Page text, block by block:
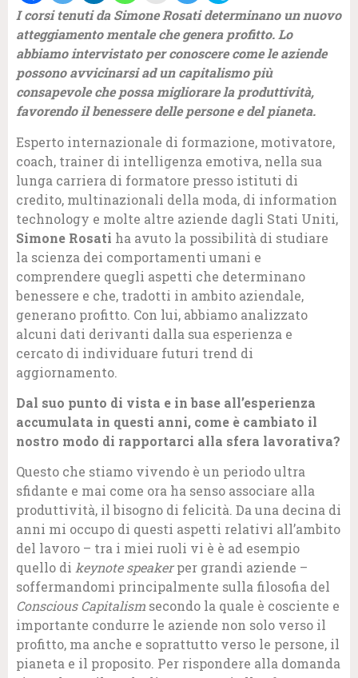
I corsi tenuti da Simone Rosati determinano un nuovo
atteggiamento mentale che genera profitto. Lo
abbiamo intervistato per conoscere come le aziende
possono avvicinarsi ad un capitalismo più
consapevole che possa migliorare la produttività,
favorendo il benessere delle persone e del pianeta.
Esperto internazionale di formazione, motivatore,
coach, trainer di intelligenza emotiva, nella sua
lunga carriera di formatore presso istituti di
credito, multinazionali della moda, di information
technology e molte altre aziende dagli Stati Uniti,
Simone Rosati ha avuto la possibilità di studiare
la scienza dei comportamenti umani e
comprendere quegli aspetti che determinano
benessere e che, tradotti in ambito aziendale,
generano profitto. Con lui, abbiamo analizzato
alcuni dati derivanti dalla sua esperienza e
cercato di individuare futuri trend di
aggiornamento.
Dal suo punto di vista e in base all’esperienza
accumulata in questi anni, come è cambiato il
nostro modo di rapportarci alla sfera lavorativa?
Questo che stiamo vivendo è un periodo ultra
sfidante e mai come ora ha senso associare alla
produttività, il bisogno di felicità. Da una decina di
anni mi occupo di questi aspetti relativi all’ambito
del lavoro – tra i miei ruoli vi è è ad esempio
quello di keynote speakerper grandi aziende –
soffermandomi principalmente sulla filosofia del
Conscious Capitalism secondo la quale è cosciente e
importante condurre le aziende non solo verso il
profitto, ma anche e soprattutto verso le persone, il
pianeta e il proposito. Per rispondere alla domanda